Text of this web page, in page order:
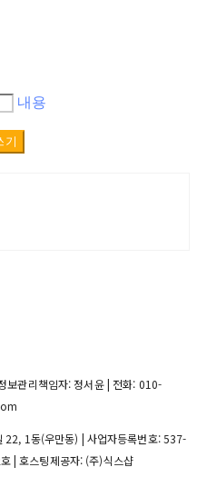
내용
기
보관리책임자: 정서윤 | 전화: 010-
22, 1동(우만동) | 사업자등록번호:537-
| 호스팅제공자: (주)식스샵